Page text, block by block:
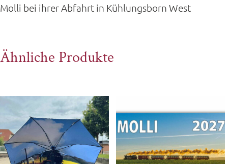
Molli bei ihrer Abfahrt in Kühlungsborn West
Ähnliche Produkte